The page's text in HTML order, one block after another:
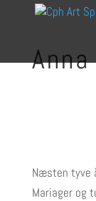
Næsten tyve
Mariager og